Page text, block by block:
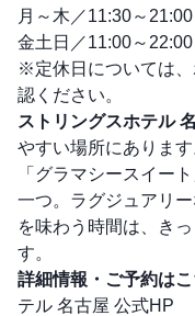
月～木／11:30～21:00
金土日／11:00～22:00
※定休日については
認ください。
ストリングスホテル
やすい場所にありま
「グラマシースイー
一つ。ラグジュアリ
を味わう時間は、き
す。
詳細情報・ご予約は
テル 名古屋 公式HP